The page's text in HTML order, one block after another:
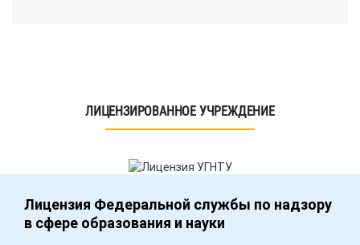
ЛИЦЕНЗИРОВАННОЕ УЧРЕЖДЕНИЕ
Лицензия Федеральной службы по надзору
в сфере образования и науки